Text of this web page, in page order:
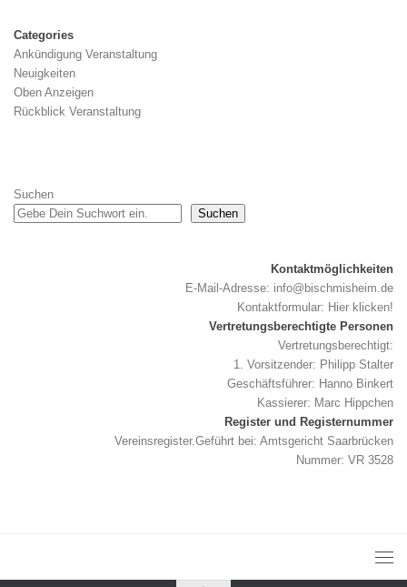
Categories
Ankündigung Veranstaltung
Neuigkeiten
Oben Anzeigen
Rückblick Veranstaltung
Suchen
Suchen
Kontaktmöglichkeiten
E-Mail-Adresse: info@bischmisheim.de
Kontaktformular: Hier klicken!
Vertretungsberechtigte Personen
Vertretungsberechtigt:
1. Vorsitzender: Philipp Stalter
Geschäftsführer: Hanno Binkert
Kassierer: Marc Hippchen
Register und Registernummer
Vereinsregister.Geführt bei: Amtsgericht Saarbrücken
Nummer: VR 3528